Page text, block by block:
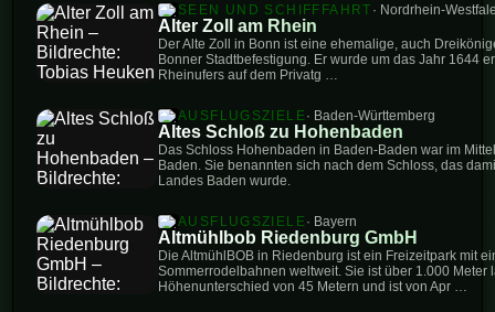
SEEN UND SCHIFFFAHRT · Nordrhein-
Alter Zoll am Rhein
Der Alte Zoll in Bonn ist eine ehemalige, auch
Bonner Stadtbefestigung. Er wurde um das Jahr 1644
Rheinufers auf dem Privatg …
AUSFLUGSZIELE · Baden-Württemberg
Altes Schloß zu Hohenbaden
Das Schloss Hohenbaden in Baden-Baden war im
Baden. Sie benannten sich nach dem Schloss, das
Landes Baden wurde.
AUSFLUGSZIELE · Bayern
Altmühlbob Riedenburg GmbH
Die AltmühlBOB in Riedenburg ist ein Freizeitpark mit
Sommerrodelbahnen weltweit. Sie ist über 1.000 Meter
Höhenunterschied von 45 Metern und ist von Apr …